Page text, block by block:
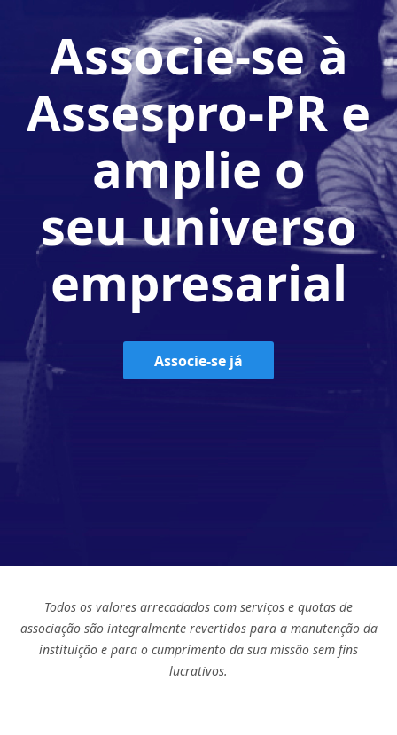
Associe-se à
Assespro-PR e
amplie o
seu universo
empresarial
Associe-se já
Todos os valores arrecadados com serviços e quotas de
associação são integralmente revertidos para a manutenção da
instituição e para o cumprimento da sua missão sem fins
lucrativos.